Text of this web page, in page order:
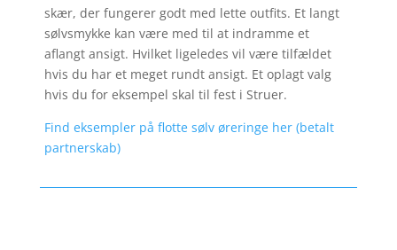
skær, der fungerer godt med lette outfits. Et langt
sølvsmykke kan være med til at indramme et
aflangt ansigt. Hvilket ligeledes vil være tilfældet
hvis du har et meget rundt ansigt. Et oplagt valg
hvis du for eksempel skal til fest i Struer.
Find eksempler på flotte sølv øreringe her (betalt
partnerskab)